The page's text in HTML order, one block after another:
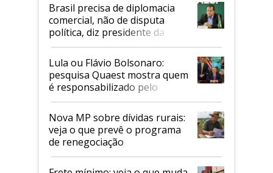
Brasil precisa de diplomacia
comercial, não de disputa
política, diz presidente da
Faesp
Lula ou Flávio Bolsonaro:
pesquisa Quaest mostra quem
é responsabilizado pelo
tarifaço dos EUA
Nova MP sobre dívidas rurais:
veja o que prevê o programa
de renegociação